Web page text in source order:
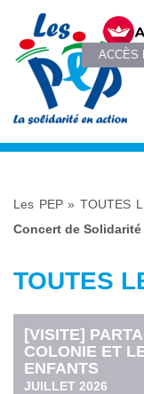
ACCÈS
Les PEP»TOUTES
Concert de
TOUTES
[VISITE]
COLONIE ET
ENFANTS
JUILLET 2026